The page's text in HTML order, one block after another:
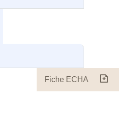
Fiche ECHA